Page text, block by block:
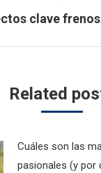
Next
clave
Related
Cuáles son las
pasionales (y por